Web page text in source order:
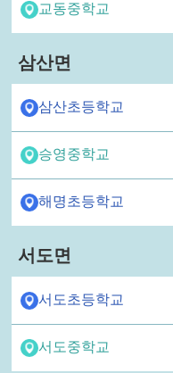
교동중학교
삼산면
삼산초등학교
승영중학교
해명초등학교
서도면
서도초등학교
서도중학교